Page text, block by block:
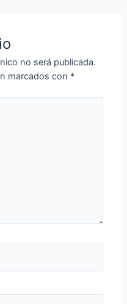
no será publicada.
marcados con *